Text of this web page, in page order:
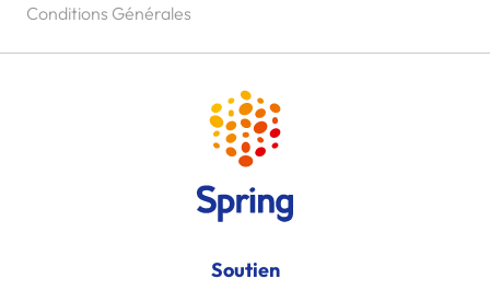
Conditions Générales
Soutien